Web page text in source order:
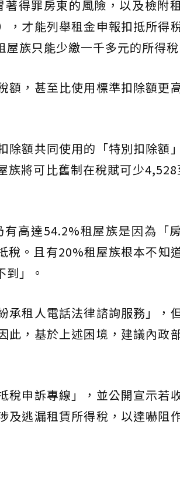
得罪房東的風險，以及檢附
，才能列舉租金申報扣抵所得
族只能少繳一千多元的所得稅
額，甚至比使用標準扣除額更
除額共同使用的「特別扣除額
族將可比舊制在稅賦可少
高達54.2%租屋族是因為「
稅。且有20%租屋族根本不知
」。
承租人電話法律諮詢服務」，
此，基於上述困境，建議內政
稅申訴專線」，並公開宣示若
逃漏租賃所得稅，以達嚇阻